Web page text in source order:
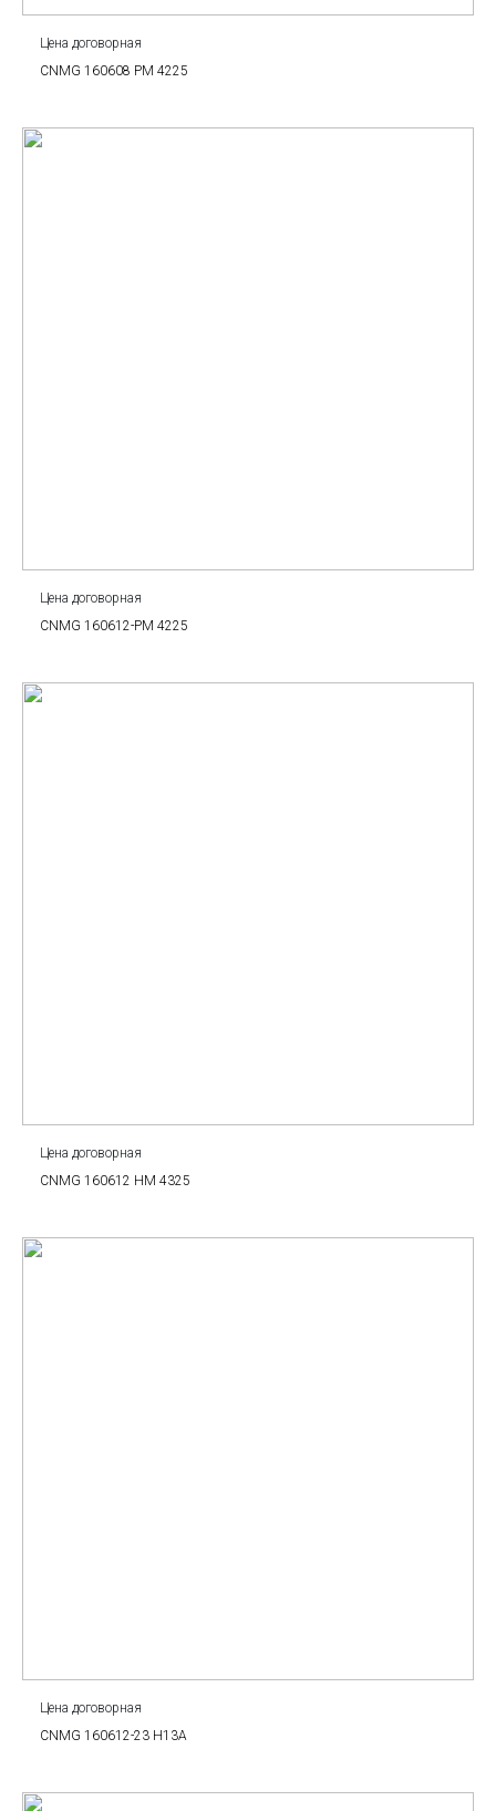
Цена договорная
CNMG 160608 PM 4225
Цена договорная
CNMG 160612-PM 4225
Цена договорная
CNMG 160612 HM 4325
Цена договорная
CNMG 160612-23 H13A